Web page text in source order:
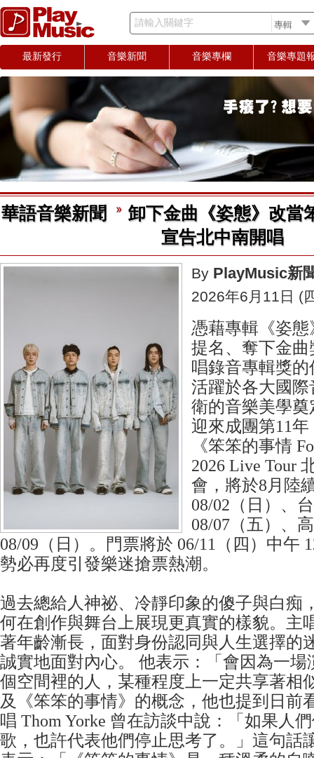
請輸入關鍵字
最新發行 音樂新聞 音樂專欄 音樂專題
華語音樂新聞
卸下金曲《姿態》改當
宣告北中南開唱
By PlayMusic新
2026年6月11日 (
憑藉專輯《姿
提名、奪下金曲
唱錄音專輯獎
活躍於各大國
衛的音樂美學
迎來成團第11
《笨笨的事情
2026 Live Tour
會，將於8月陸
08/02（日）、
08/07（五）、
08/09（日）。門票將於 06/11（四）中午
勢必再度引發樂迷搶票熱潮。
過去總給人神祕、冷靜印象的傻子與白痴
何在創作與舞台上展現更真實的樣貌。主
著年齡漸長，面對身份認同與人生選擇的
誠實地面對內心。 他表示：「會因為一場
個空間裡的人，某種程度上一定共享著相
及《笨笨的事情》的概念，他也提到日前
唱 Thom Yorke 曾在訪談中說：「如果人
歌，也許代表他們停止思考了。」這句話